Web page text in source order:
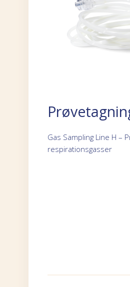
Gas Sampling Line H –
respirationsgasser